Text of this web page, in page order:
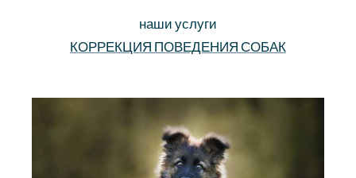
наши услуги
КОРРЕКЦИЯ ПОВЕДЕНИЯ СОБАК